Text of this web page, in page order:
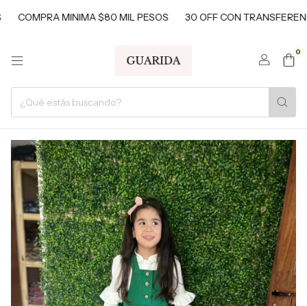
MINIMA $80 MIL PESOS 30 OFF CON TRANSFERENCIAS
0
1/3